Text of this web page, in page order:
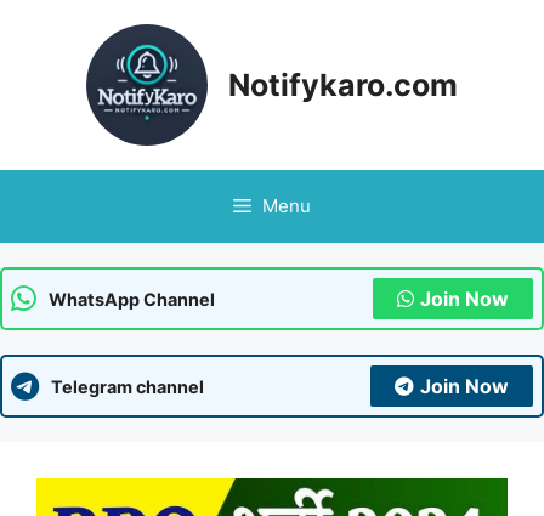
Notifykaro.com
Menu
WhatsApp Channel Join Now
Telegram channel Join Now